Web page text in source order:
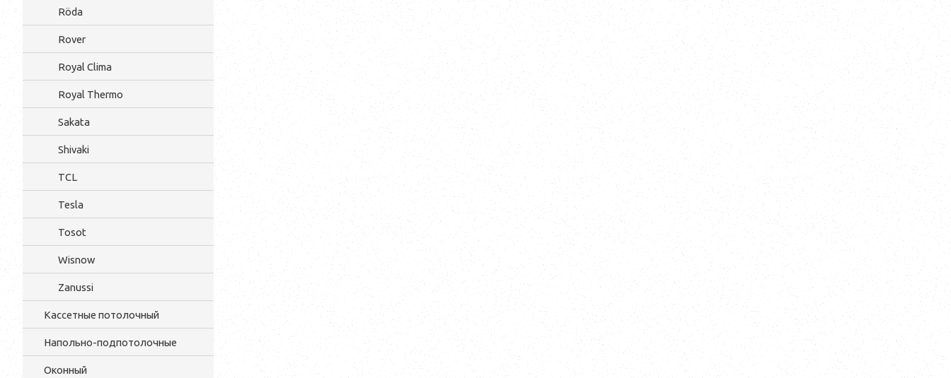
Röda
Rover
Royal Clima
Royal Thermo
Sakata
Shivaki
TCL
Tesla
Tosot
Wisnow
Zanussi
Кассетные потолочный
Напольно-подпотолочные
Оконный